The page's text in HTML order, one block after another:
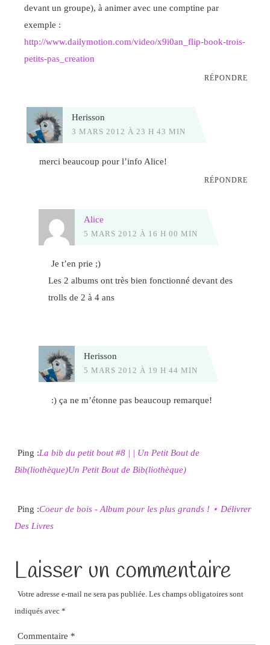
devant un groupe), à animer avec une comptine par
exemple :
http://www.dailymotion.com/video/x9i0an_flip-book-trois-
petits-pas_creation
RÉPONDRE
Herisson
3 MARS 2012 À 23 H 43 MIN
merci beaucoup pour l’info Alice!
RÉPONDRE
Alice
5 MARS 2012 À 16 H 00 MIN
Je t’en prie ;)
Les 2 albums ont très bien fonctionné devant des
trolls de 2 à 4 ans
Herisson
5 MARS 2012 À 19 H 44 MIN
:) ça ne m’étonne pas beaucoup remarque!
Ping :La bib du petit bout #8 | | Un Petit Bout de
Bib(liothèque)Un Petit Bout de Bib(liothèque)
Ping :Coeur de bois - Album pour les plus grands ! ⋆ Délivrer
Des Livres
Laisser un commentaire
Votre adresse e-mail ne sera pas publiée. Les champs obligatoires sont
indiqués avec *
Commentaire *